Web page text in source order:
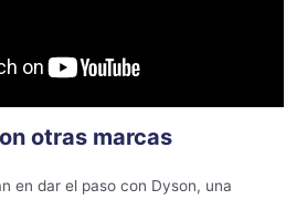
otras marcas
en dar el paso con Dyson, una